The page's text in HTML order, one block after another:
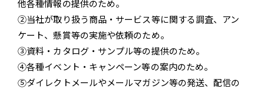
他各種情報の提供のため。
②当社が取り扱う商品・サービス等に関する調査、アン
ケート、懸賞等の実施や依頼のため。
③資料・カタログ・サンプル等の提供のため。
④各種イベント・キャンペーン等の案内のため。
⑤ダイレクトメールやメールマガジン等の発送、配信の